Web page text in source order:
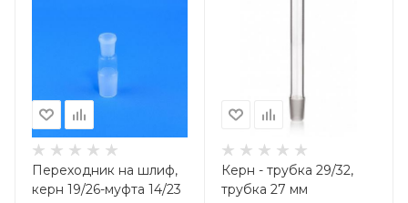
Переходник на шлиф,
керн 19/26-муфта 14/23
Керн - трубка 29/32,
трубка 27 мм